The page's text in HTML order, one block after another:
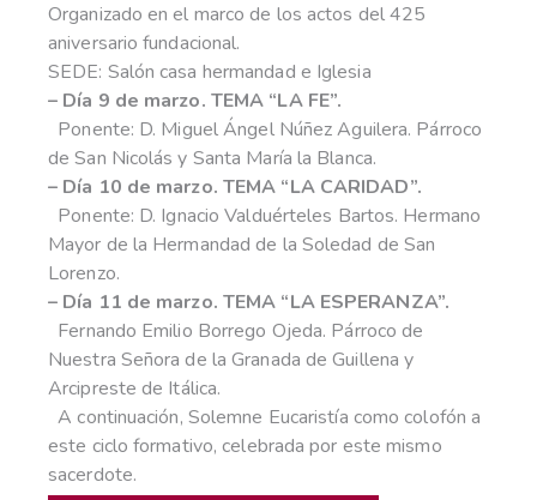
Organizado en el marco de los actos del 425
aniversario fundacional.
SEDE: Salón casa hermandad e Iglesia
– Día 9 de marzo. TEMA “LA FE”.
Ponente: D. Miguel Ángel Núñez Aguilera. Párroco
de San Nicolás y Santa María la Blanca.
– Día 10 de marzo. TEMA “LA CARIDAD”.
Ponente: D. Ignacio Valduérteles Bartos. Hermano
Mayor de la Hermandad de la Soledad de San
Lorenzo.
– Día 11 de marzo. TEMA “LA ESPERANZA”.
Fernando Emilio Borrego Ojeda. Párroco de
Nuestra Señora de la Granada de Guillena y
Arcipreste de Itálica.
A continuación, Solemne Eucaristía como colofón a
este ciclo formativo, celebrada por este mismo
sacerdote.